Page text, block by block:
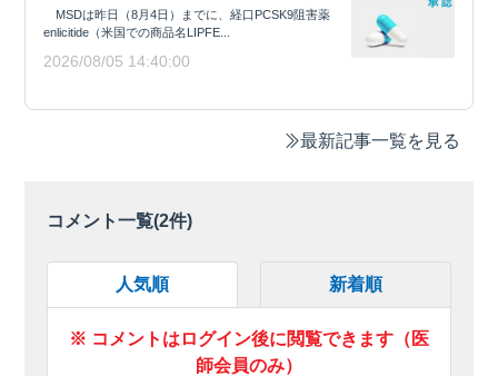
MSDは昨日（8月4日）までに、経口PCSK9阻害薬
enlicitide（米国での商品名LIPFE...
2026/08/05 14:40:00
最新記事一覧を見る
コメント一覧(2件)
人気順 新着順
※ コメントはログイン後に閲覧できます（医
師会員のみ）